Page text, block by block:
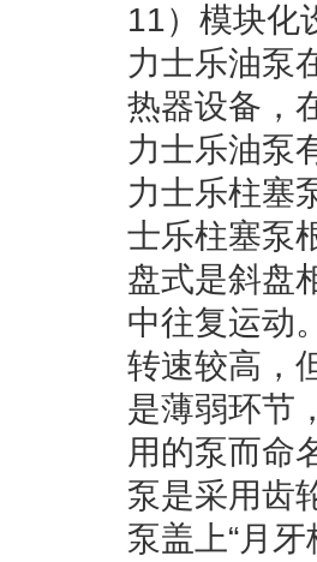
11）模块化
力士乐油泵
热器设备，
力士乐油泵
力士乐柱塞
士乐柱塞泵
盘式是斜盘
中往复运动
转速较高，
是薄弱环节
用的泵而命
泵是采用齿
泵盖上“月